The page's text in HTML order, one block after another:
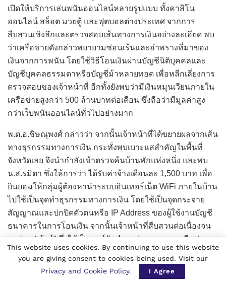
เปิดให้บริการเล่นพนันออนไลน์หลายรูปแบบ ทั้งคาสิโน
ออนไลน์ สล็อต มวยตู้ และฟุตบอลต่างประเทศ จากการ
สืบสวนเชิงลึกและตรวจสอบเส้นทางการเงินอย่างละเอียด พบ
ว่าเครือข่ายดังกล่าวพยายามซ่อนเร้นและอำพรางที่มาของ
เงินจากการพนัน โดยใช้วิธีโอนเงินผ่านบัญชีนิติบุคคลและ
บัญชีบุคคลธรรมดาหรือบัญชีม้าหลายทอด เพื่อหลีกเลี่ยงการ
ตรวจสอบของเจ้าหน้าที่ อีกทั้งยังพบว่ามีเงินหมุนเวียนภายใน
เครือข่ายสูงกว่า 500 ล้านบาทต่อเดือน ซึ่งถือว่ามีมูลค่าสูง
กว่าเว็บพนันออนไลน์ทั่วไปอย่างมาก
พ.ต.อ.ชิษณุพงศ์ กล่าวว่า จากนั้นเจ้าหน้าที่ได้ขยายผลจากเส้น
ทางธุรกรรมทางการเงิน กระทั่งพบเบาะแสสำคัญในพื้นที่
จังหวัดเลย จึงนำกำลังเข้าตรวจค้นบ้านพักแห่งหนึ่ง และพบ
น.ส.รมิตา ซึ่งให้การว่า ได้รับค่าจ้างเดือนละ 1,500 บาท เพื่อ
ยินยอมให้กลุ่มผู้ต้องหานำระบบอินเทอร์เน็ต WiFi ภายในบ้าน
ไปใช้เป็นจุดทำธุรกรรมทางการเงิน โดยใช้เป็นจุดกระจาย
สัญญาณและปกปิดตัวตนหรือ IP Address ของผู้ใช้งานบัญชี
ธนาคารในการโอนเงิน จากนั้นเจ้าหน้าที่สืบสวนต่อเนื่องจน
พบ “เซฟเฮ้าส์” ซึ่งใช้เป็นศูนย์รับชำระค่าระบบเกม หรือค่า
คอมมิชชันของเครือข่ายเว็บพนัน TIGER และเป็นจุดพักเงิน
ของกลุ่มผู้รับผลประโยชน์ในพื้นที่จังหวัดเชียงใหม่ จึงนำหมาย
ค้นเข้าตรวจค้นบ้านเป้าหมายจำนวน 2 หลัง
This website uses cookies. By continuing to use this website
you are giving consent to cookies being used. Visit our
Privacy and Cookie Policy. I Agree